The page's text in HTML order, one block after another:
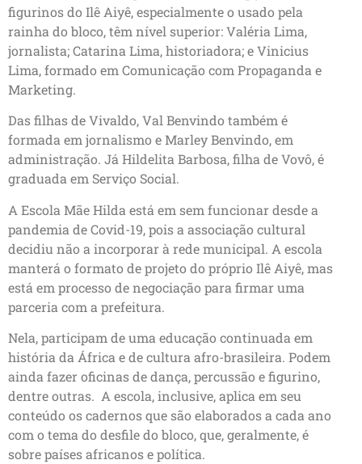
figurinos do Ilê Aiyê, especialmente o usado pela
rainha do bloco, têm nível superior: Valéria Lima,
jornalista; Catarina Lima, historiadora; e Vinicius
Lima, formado em Comunicação com Propaganda e
Marketing.
Das filhas de Vivaldo, Val Benvindo também é
formada em jornalismo e Marley Benvindo, em
administração. Já Hildelita Barbosa, filha de Vovô, é
graduada em Serviço Social.
A Escola Mãe Hilda está em sem funcionar desde a
pandemia de Covid-19, pois a associação cultural
decidiu não a incorporar à rede municipal. A escola
manterá o formato de projeto do próprio Ilê Aiyê, mas
está em processo de negociação para firmar uma
parceria com a prefeitura.
Nela, participam de uma educação continuada em
história da África e de cultura afro-brasileira. Podem
ainda fazer oficinas de dança, percussão e figurino,
dentre outras. A escola, inclusive, aplica em seu
conteúdo os cadernos que são elaborados a cada ano
com o tema do desfile do bloco, que, geralmente, é
sobre países africanos e política.